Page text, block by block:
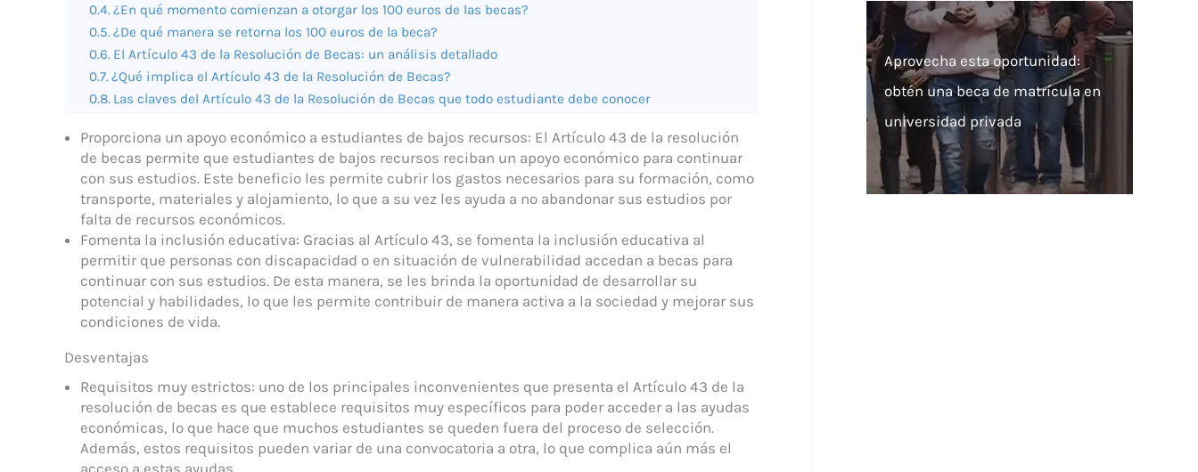
¿En qué momento comienzan a otorgar los 100 euros de las becas?
¿De qué manera se retorna los 100 euros de la beca?
El Artículo 43 de la Resolución de Becas: un análisis detallado
¿Qué implica el Artículo 43 de la Resolución de Becas?
Las claves del Artículo 43 de la Resolución de Becas que todo estudiante debe conocer
Proporciona un apoyo económico a estudiantes de bajos recursos: El Artículo 43 de la resolución
de becas permite que estudiantes de bajos recursos reciban un apoyo económico para continuar
con sus estudios. Este beneficio les permite cubrir los gastos necesarios para su formación, como
transporte, materiales y alojamiento, lo que a su vez les ayuda a no abandonar sus estudios por
falta de recursos económicos.
Fomenta la inclusión educativa: Gracias al Artículo 43, se fomenta la inclusión educativa al
permitir que personas con discapacidad o en situación de vulnerabilidad accedan a becas para
continuar con sus estudios. De esta manera, se les brinda la oportunidad de desarrollar su
potencial y habilidades, lo que les permite contribuir de manera activa a la sociedad y mejorar sus
condiciones de vida.
Desventajas
Requisitos muy estrictos: uno de los principales inconvenientes que presenta el Artículo 43 de la
resolución de becas es que establece requisitos muy específicos para poder acceder a las ayudas
económicas, lo que hace que muchos estudiantes se queden fuera del proceso de selección.
Además, estos requisitos pueden variar de una convocatoria a otra, lo que complica aún más el
acceso a estas ayudas.
Aprovecha esta oportunidad:
obtén una beca de matrícula en
universidad privada